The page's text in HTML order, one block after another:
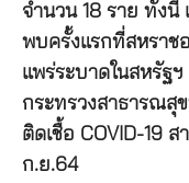
จำนวน 18 ราย ทั้งนี้
พบครั้งแรกที่สหราช
แพร่ระบาดในสหรัฐ
กระทรวงสาธารณสุ
ติดเชื้อ COVID-19
ก.ย.64